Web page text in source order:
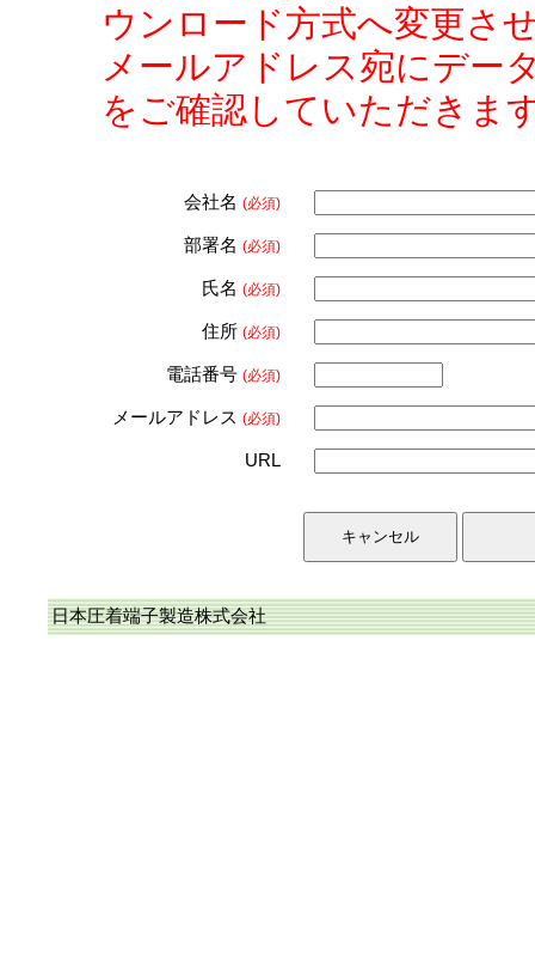
ウンロード方式へ変更さ
メールアドレス宛にデー
をご確認していただきま
会社名 (必須)
部署名 (必須)
氏名 (必須)
住所 (必須)
電話番号 (必須)
メールアドレス (必須)
URL
日本圧着端子製造株式会社